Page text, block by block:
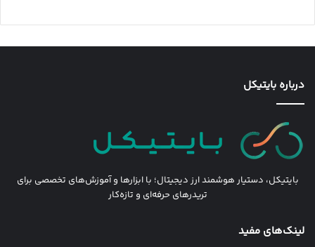
درباره بایتیکل
بایتیکل، دستیار هوشمند ارز دیجیتال؛ با ابزارها و آموزش‌های تخصصی برای
تریدرهای حرفه‌ای و تازه‌کار
لینک‌های مفید